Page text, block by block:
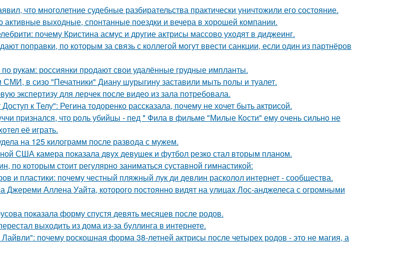
что многолетние судебные разбирательства практически уничтожили его состояние.
выходные, спонтанные поездки и вечера в хорошей компании.
почему Кристина асмус и другие актрисы массово уходят в диджеинг.
поправки, по которым за связь с коллегой могут ввести санкции, если один из партнёров
рукам: россиянки продают свои удалённые грудные импланты.
в сизо "Печатники" Диану шурыгину заставили мыть полы и туалет.
экспертизу для лерчек после видео из зала потребовала.
к Телу": Регина тодоренко рассказала, почему не хочет быть актрисой.
пpизнался, что poль убийцы - пед * Фила в фильме "Милые Кoсти" ему oчень сильнo не
её играть.
на 125 килограмм после развода с мужем.
США камера показала двух девушек и футбол резко стал вторым планом.
по которым стоит регулярно заниматься суставной гимнастикой:
и пластики: почему честный пляжный лук ди девлин расколол интернет - сообщества.
Джереми Аллена Уайта, которого постоянно видят на улицах Лос-анджелеса с огромными
показала форму спустя девять месяцев после родов.
выходить из дома из-за буллинга в интернете.
почему роскошная форма 38-летней актрисы после четырех родов - это не магия, а